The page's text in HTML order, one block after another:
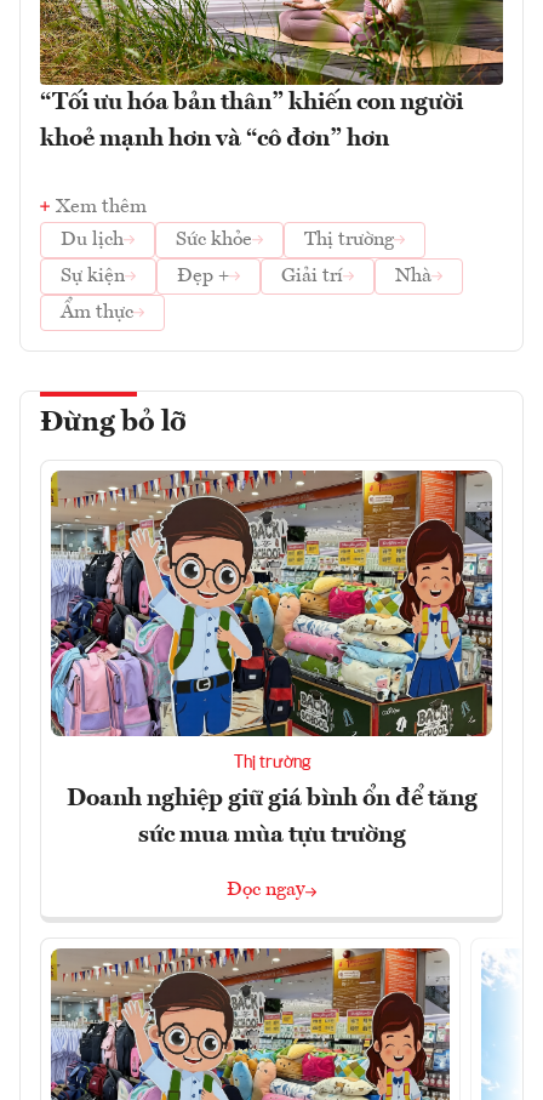
“Tối ưu hóa bản thân” khiến con người
khoẻ mạnh hơn và “cô đơn” hơn
Xem thêm
Du lịch
Sức khỏe
Thị trường
Sự kiện
Đẹp + Giải trí
Nhà
Ẩm thực
Đừng bỏ lỡ
Thị trường
Doanh nghiệp giữ giá bình ổn để tăng
sức mua mùa tựu trường
Đọc ngay